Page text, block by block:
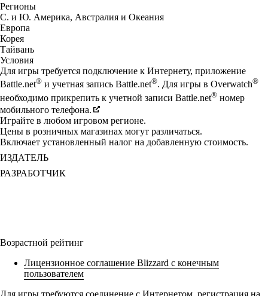
Регионы
С. и Ю. Америка, Австралия и Океания
Европа
Корея
Тайвань
Условия
Для игры требуется подключение к Интернету, приложение
Battle.net® и учетная запись Battle.net®. Для игры в Overwatch®
необходимо прикрепить к учетной записи Battle.net® номер
мобильного телефона.
Играйте в любом игровом регионе.
Цены в розничных магазинах могут различаться.
Включает установленный налог на добавленную стоимость.
ИЗДАТЕЛЬ
РАЗРАБОТЧИК
Возрастной рейтинг
Лицензионное соглашение Blizzard с конечным
пользователем
Для игры требуются соединение с Интернетом, регистрация на